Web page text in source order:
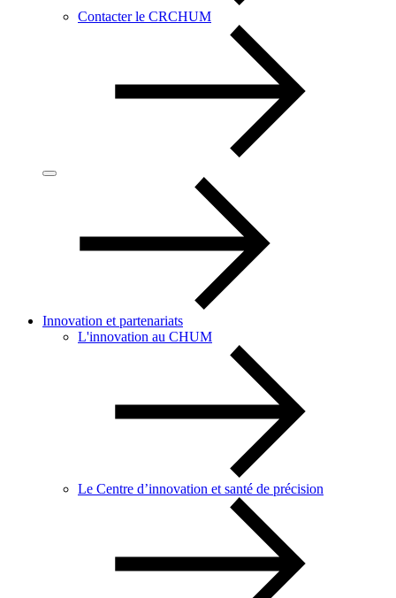
Contacter le CRCHUM
Innovation et partenariats
L'innovation au CHUM
Le Centre d’innovation et santé de précision